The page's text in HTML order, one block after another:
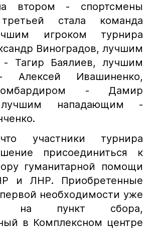
втором - спортсмены
стала команда
игроком турнира
Виноградов, лучшим
- Тагир Баялиев, лучшим
Алексей Ивашиненко,
- Дамир
лучшим нападающим -
участники турнира
присоединиться к
гуманитарной помощи
и ЛНР. Приобретенные
необходимости уже
на пункт сбора,
в Комплексном центре